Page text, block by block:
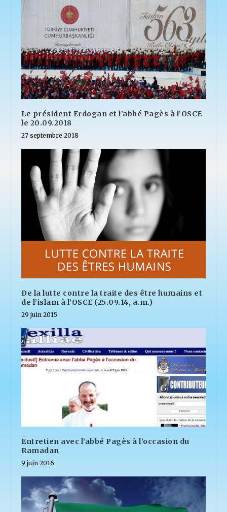
Le président Erdogan et l’abbé Pagès à l’OSCE
le 20.09.2018
27 septembre 2018
De la lutte contre la traite des être humains et
de l’islam à l’OSCE (25.09.14, a.m.)
29 juin 2015
Entretien avec l’abbé Pagès à l’occasion du
Ramadan
9 juin 2016